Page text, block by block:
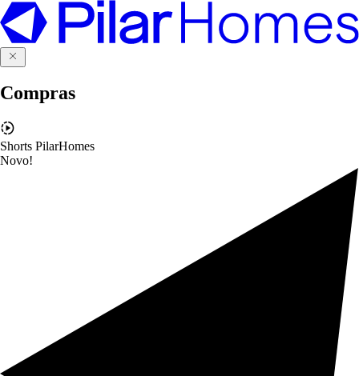
Compras
Shorts PilarHomes
Novo!